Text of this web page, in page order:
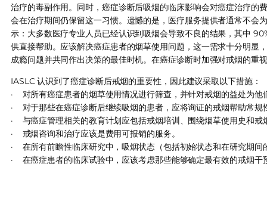
治疗的毒副作用。同时，癌症诊断后吸烟的临床影响会对癌症治疗
会在治疗期间仍保留这一习惯。遗憾的是，医疗服务提供者通常不会
示：大多数医疗专业人员已经认识到吸烟会导致不良的结果，其中
供直接帮助。应该解决癌症患者的烟草使用问题，这一需求十分明显
成瘾问题并共同作出决策的最佳时机。在癌症诊断时加强对戒烟的重
IASLC 认识到了癌症诊断后戒烟的重要性，因此建议采取以下措施：
· 对所有癌症患者的烟草使用情况进行筛查，并针对戒烟的益处为他
· 对于那些在癌症诊断后继续吸烟的患者，应将询证的戒烟帮助常规
· 与癌症管理相关的教育计划应包括戒烟培训、围绕烟草使用史和戒
· 戒烟咨询和治疗应该是费用可报销的服务。
· 在所有前瞻性临床研究中，吸烟状态（包括初始状态和在研究期间
· 在癌症患者的临床试验中，应该考虑那些能够确定最有效的戒烟干